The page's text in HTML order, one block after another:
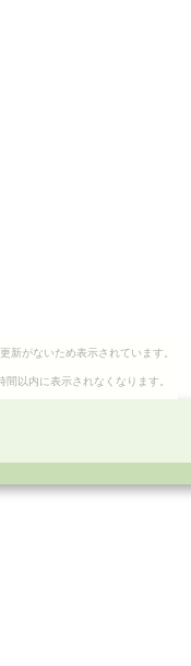
新がないため表示されています。
以内に表示されなくなります。